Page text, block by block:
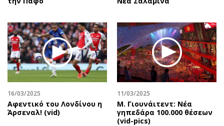
Βουλευτικές 2026
Προεδρικές 2023
Δημοσκοπήσεις
Διπλωματία
Αθλητισμός
Κύπρος
Ελλάδα
Διεθνή
Αγγελίες
Πωλούνται
Ζητούν εργασία
Θέσεις εργασίας
Geek
Νέα
Κινητά-tablets
Social
16/03/2025
Αφεντικό του Λονδίνου η
Άρσεναλ! (vid)
11/03/2025
Μ. Γιουνάιτεντ: Νέα
γηπεδάρα 100.000 θέσεων
(vid-pics)